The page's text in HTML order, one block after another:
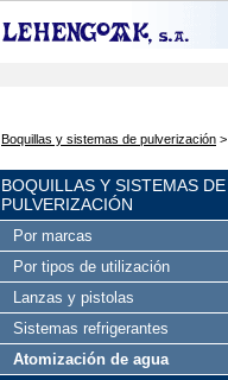
Boquillas y sistemas de pulverización >
BOQUILLAS Y SISTEMAS DE
PULVERIZACIÓN
Por marcas
Por tipos de utilización
Lanzas y pistolas
Sistemas refrigerantes
Atomización de agua